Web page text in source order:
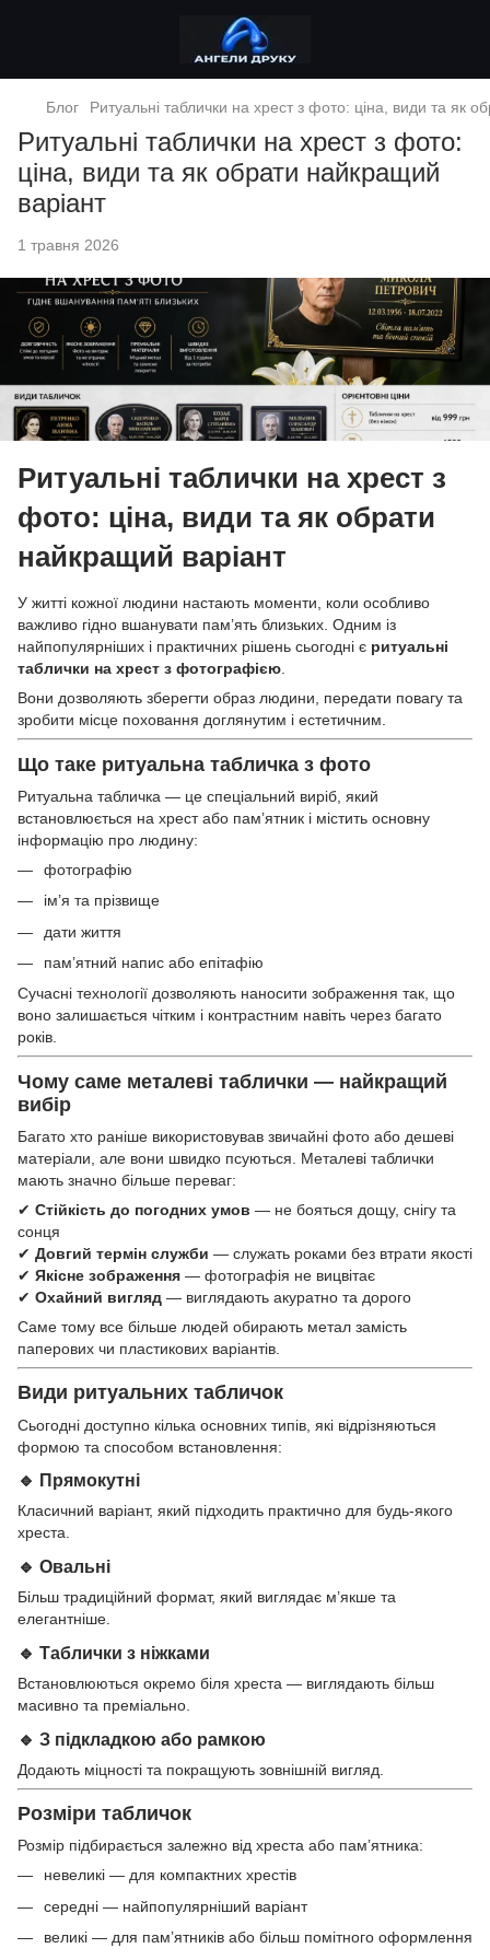
Блог Ритуальні таблички на хрест з фото: ціна, види та як
Ритуальні таблички на хрест з фото:
ціна, види та як обрати найкращий
варіант
1 травня 2026
Ритуальні таблички на хрест з
фото: ціна, види та як обрати
найкращий варіант
У житті кожної людини настають моменти, коли особливо
важливо гідно вшанувати пам’ять близьких. Одним із
найпопулярніших і практичних рішень сьогодні є ритуальні
таблички на хрест з фотографією.
Вони дозволяють зберегти образ людини, передати повагу та
зробити місце поховання доглянутим і естетичним.
Що таке ритуальна табличка з фото
Ритуальна табличка — це спеціальний виріб, який
встановлюється на хрест або пам’ятник і містить основну
інформацію про людину:
фотографію
ім’я та прізвище
дати життя
пам’ятний напис або епітафію
Сучасні технології дозволяють наносити зображення так, що
воно залишається чітким і контрастним навіть через багато
років.
Чому саме металеві таблички — найкращий
вибір
Багато хто раніше використовував звичайні фото або дешеві
матеріали, але вони швидко псуються. Металеві таблички
мають значно більше переваг:
✔ Стійкість до погодних умов — не бояться дощу, снігу та
сонця
✔ Довгий термін служби — служать роками без втрати якості
✔ Якісне зображення — фотографія не вицвітає
✔ Охайний вигляд — виглядають акуратно та дорого
Саме тому все більше людей обирають метал замість
паперових чи пластикових варіантів.
Види ритуальних табличок
Сьогодні доступно кілька основних типів, які відрізняються
формою та способом встановлення:
🔹 Прямокутні
Класичний варіант, який підходить практично для будь-якого
хреста.
🔹 Овальні
Більш традиційний формат, який виглядає м’якше та
елегантніше.
🔹 Таблички з ніжками
Встановлюються окремо біля хреста — виглядають більш
масивно та преміально.
🔹 З підкладкою або рамкою
Додають міцності та покращують зовнішній вигляд.
Розміри табличок
Розмір підбирається залежно від хреста або пам’ятника:
невеликі — для компактних хрестів
середні — найпопулярніший варіант
великі — для пам’ятників або більш помітного оформлення